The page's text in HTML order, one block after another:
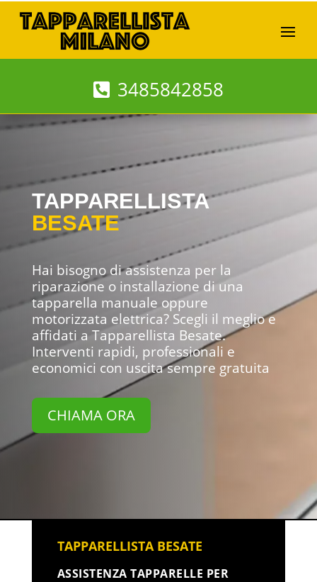
3485842858
TAPPARELLISTA
BESATE
Hai bisogno di assistenza per la
riparazione o installazione di una
tapparella manuale oppure
motorizzata elettrica? Scegli il meglio e
affidati a Tapparellista Besate.
Interventi rapidi, professionali e
economici con uscita sempre gratuita
CHIAMA ORA
TAPPARELLISTA BESATE
ASSISTENZA TAPPARELLE PER